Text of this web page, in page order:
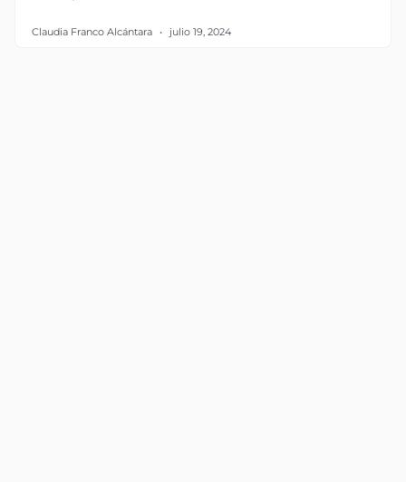
Claudia Franco Alcántara julio 19, 2024